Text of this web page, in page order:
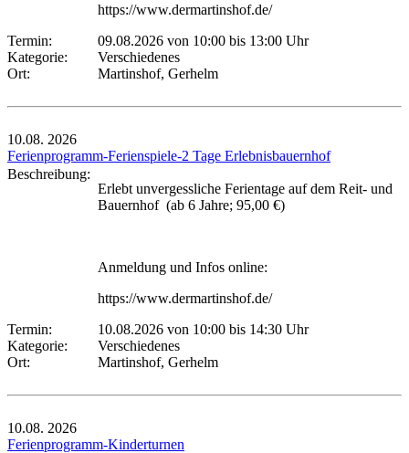
https://www.dermartinshof.de/
Termin:
09.08.2026 von 10:00 bis 13:00 Uhr
Kategorie:
Verschiedenes
Ort:
Martinshof, Gerhelm
10.08. 2026
Ferienprogramm-Ferienspiele-2 Tage Erlebnisbauernhof
Beschreibung:
Erlebt unvergessliche Ferientage auf dem Reit- und
Bauernhof (ab 6 Jahre; 95,00 €)
Anmeldung und Infos online:
https://www.dermartinshof.de/
Termin:
10.08.2026 von 10:00 bis 14:30 Uhr
Kategorie:
Verschiedenes
Ort:
Martinshof, Gerhelm
10.08. 2026
Ferienprogramm-Kinderturnen